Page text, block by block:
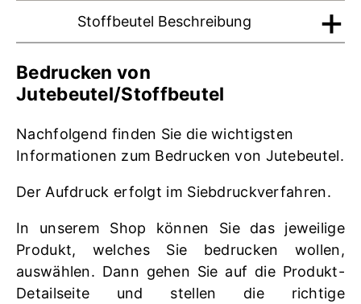
Stoffbeutel Beschreibung
Bedrucken von
Jutebeutel/Stoffbeutel
Nachfolgend finden Sie die wichtigsten
Informationen zum Bedrucken von Jutebeutel.
Der Aufdruck erfolgt im Siebdruckverfahren.
In unserem Shop können Sie das jeweilige
Produkt, welches Sie bedrucken wollen,
auswählen. Dann gehen Sie auf die Produkt-
Detailseite und stellen die richtige